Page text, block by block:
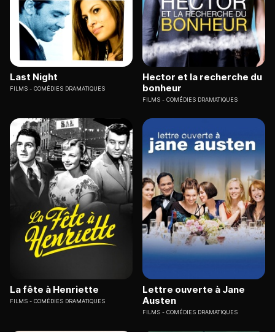
Last Night
FILMS COMÉDIES DRAMATIQUES
Hector et la recherche du
bonheur
FILMS COMÉDIES DRAMATIQUES
La fête à Henriette
FILMS COMÉDIES DRAMATIQUES
Lettre ouverte à Jane
Austen
FILMS COMÉDIES DRAMATIQUES